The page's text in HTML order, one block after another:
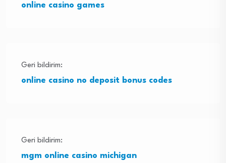
online casino games
Geri bildirim:
online casino no deposit bonus codes
Geri bildirim:
mgm online casino michigan